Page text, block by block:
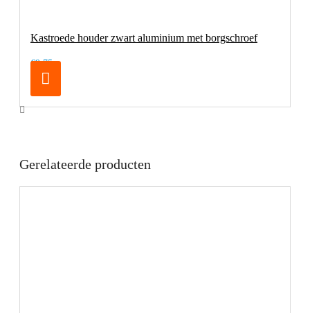
Kastroede houder zwart aluminium met borgschroef
€9,75
Gerelateerde producten